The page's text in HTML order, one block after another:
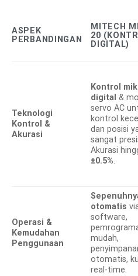
ASPEK
PERBANDINGAN
MITECH
20
DIGITAL)
Teknologi
Kontrol &
Akurasi
Kontrol
digital &
servo AC
kontrol
dan posisi
sangat
Akurasi
±0.5%.
Operasi &
Kemudahan
Penggunaan
otomatis
software,
mudah,
otomatis,
real-time.